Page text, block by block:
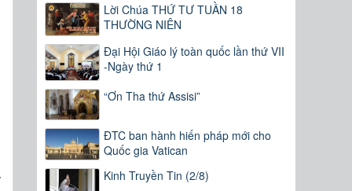
Lời Chúa THỨ TƯ TUẦN 18
THƯỜNG NIÊN
Đại Hội Giáo lý toàn quốc lần thứ VII
-Ngày thứ 1
“Ơn Tha thứ Assisi”
ĐTC ban hành hiến pháp mới cho
Quốc gia Vatican
Kinh Truyền Tin (2/8)